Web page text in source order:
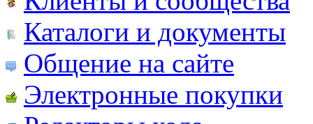
Каталоги и документы
Общение на сайте
Электронные покупки